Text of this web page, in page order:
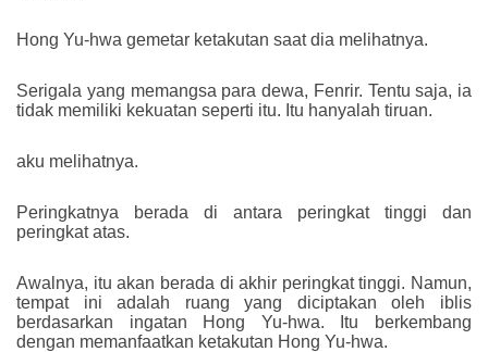
Hong Yu-hwa gemetar ketakutan saat dia melihatnya.
Serigala yang memangsa para dewa, Fenrir. Tentu saja, ia
tidak memiliki kekuatan seperti itu. Itu hanyalah tiruan.
aku melihatnya.
Peringkatnya berada di antara peringkat tinggi dan
peringkat atas.
Awalnya, itu akan berada di akhir peringkat tinggi. Namun,
tempat ini adalah ruang yang diciptakan oleh iblis
berdasarkan ingatan Hong Yu-hwa. Itu berkembang
dengan memanfaatkan ketakutan Hong Yu-hwa.